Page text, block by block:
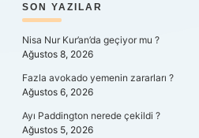
SIDEBAR
SON YAZILAR
Nisa Nur Kur’an’da geçiyor mu ?
Ağustos 8, 2026
Fazla avokado yemenin zararları ?
Ağustos 6, 2026
Ayı Paddington nerede çekildi ?
Ağustos 5, 2026